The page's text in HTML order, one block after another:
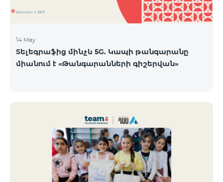
14 May
Տելեգրաֆից մինչև 5G. Կապի թանգարանը
միանում է «Թանգարանների գիշերվան»